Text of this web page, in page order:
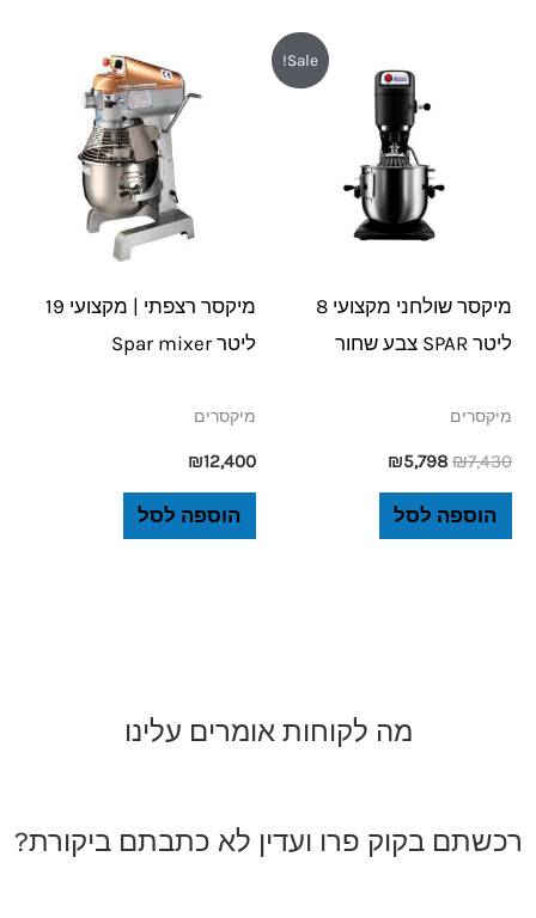
Sale!
מיקסר שולחני מקצועי 8
ליטר SPAR צבע שחור
מיקסרים
₪7,430
המקורי
היה:
₪7,430.
₪5,798
הנוכחי
הוא:
₪5,798.
הוספה לסל
מיקסר רצפתי | מקצועי 19
ליטר Spar mixer
מיקסרים
₪12,400
הוספה לסל
מה לקוחות אומרים עלינו
רכשתם בקוק פרו ועדין לא כתבתם ביקורת?